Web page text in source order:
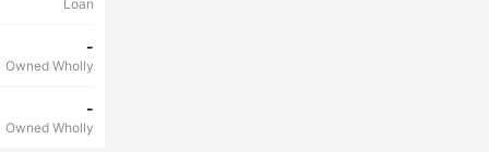
Loan
-
Owned Wholly
-
Owned Wholly